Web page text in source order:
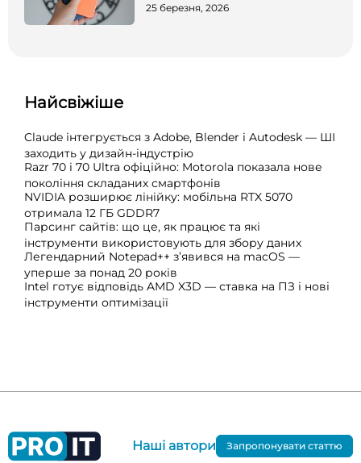
25 березня, 2026
Найсвіжіше
Claude інтегрується з Adobe, Blender і Autodesk — ШІ
заходить у дизайн-індустрію
Razr 70 і 70 Ultra офіційно: Motorola показала нове
покоління складаних смартфонів
NVIDIA розширює лінійку: мобільна RTX 5070
отримала 12 ГБ GDDR7
Парсинг сайтів: що це, як працює та які
інструменти використовують для збору даних
Легендарний Notepad++ з’явився на macOS —
уперше за понад 20 років
Intel готує відповідь AMD X3D — ставка на ПЗ і нові
інструменти оптимізації
Наші автори Запропонувати статтю